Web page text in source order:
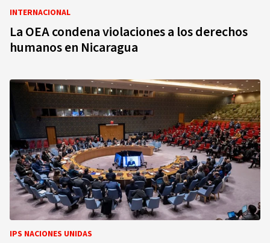
INTERNACIONAL
La OEA condena violaciones a los derechos
humanos en Nicaragua
IPS NACIONES UNIDAS